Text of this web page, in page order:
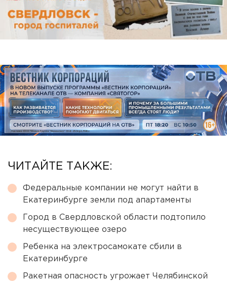
ЧИТАЙТЕ ТАКЖЕ:
Федеральные компании не могут найти в
Екатеринбурге земли под апартаменты
Город в Свердловской области подтопило
несуществующее озеро
Ребенка на электросамокате сбили в
Екатеринбурге
Ракетная опасность угрожает Челябинской